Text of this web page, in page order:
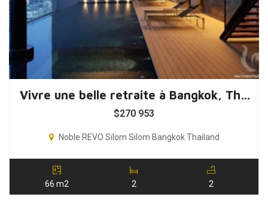
Vivre une belle retraite à Bangkok, Thaïlande
$270 953
Noble REVO Silom Silom Bangkok Thailand
66 m2 2 2